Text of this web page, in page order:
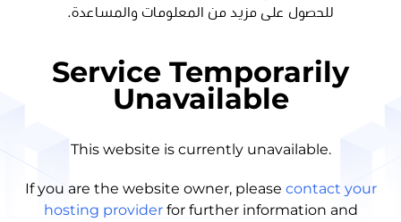
للحصول على مزيد من المعلومات والمساعدة.
Service Temporarily
Unavailable
This website is currently unavailable.
If you are the website owner, please contact your
hosting provider for further information and